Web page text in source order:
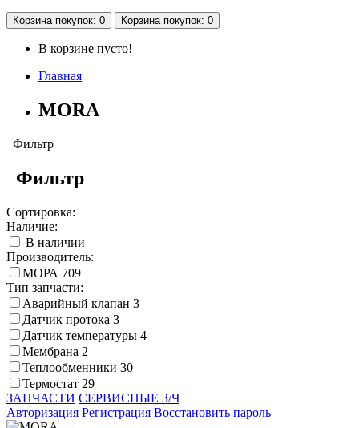
Корзинапокупок: 0 Корзинапокупок: 0
В корзине пусто!
Главная
MORA
Фильтр
Фильтр
Сортировка:
Наличие:
В наличии
Производитель:
МОРА 709
Тип запчасти:
Аварийный клапан 3
Датчик протока 3
Датчик температуры 4
Мембрана 2
Теплообменники 30
Термостат 29
ЗАПЧАСТИ СЕРВИСНЫЕ З/Ч
Авторизация Регистрация Восстановить пароль